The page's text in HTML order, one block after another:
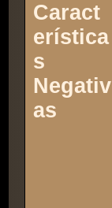
Caract
erística
s
Negativ
as